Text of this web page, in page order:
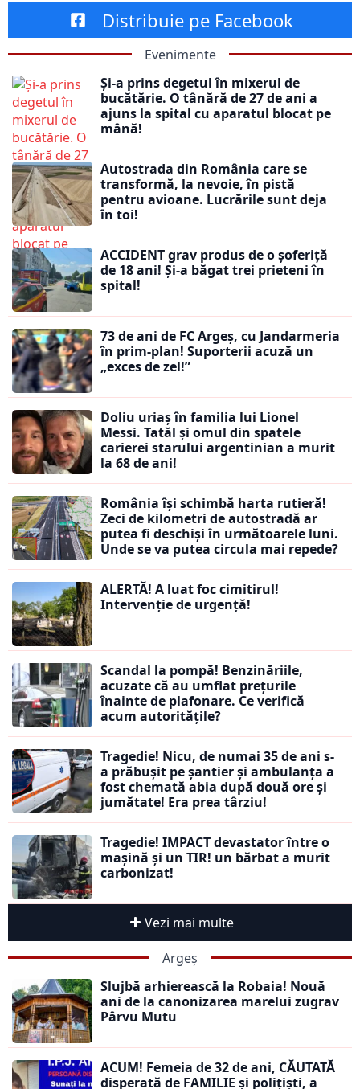
Distribuie pe Facebook
Evenimente
Și-a prins degetul în mixerul de
bucătărie. O tânără de 27 de ani a
ajuns la spital cu aparatul blocat pe
mână!
Autostrada din România care se
transformă, la nevoie, în pistă
pentru avioane. Lucrările sunt deja
în toi!
ACCIDENT grav produs de o șoferiță
de 18 ani! Și-a băgat trei prieteni în
spital!
73 de ani de FC Argeș, cu Jandarmeria
în prim-plan! Suporterii acuză un
„exces de zel!”
Doliu uriaș în familia lui Lionel
Messi. Tatăl și omul din spatele
carierei starului argentinian a murit
la 68 de ani!
România își schimbă harta rutieră!
Zeci de kilometri de autostradă ar
putea fi deschiși în următoarele luni.
Unde se va putea circula mai repede?
ALERTĂ! A luat foc cimitirul!
Intervenție de urgență!
Scandal la pompă! Benzinăriile,
acuzate că au umflat prețurile
înainte de plafonare. Ce verifică
acum autoritățile?
Tragedie! Nicu, de numai 35 de ani s-
a prăbușit pe șantier și ambulanța a
fost chemată abia după două ore și
jumătate! Era prea târziu!
Tragedie! IMPACT devastator între o
mașină și un TIR! un bărbat a murit
carbonizat!
Vezi mai multe
Argeș
Slujbă arhierească la Robaia! Nouă
ani de la canonizarea marelui zugrav
Pârvu Mutu
ACUM! Femeia de 32 de ani, CĂUTATĂ
disperată de FAMILIE și polițiști, a